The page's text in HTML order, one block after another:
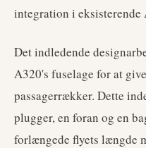
integration i eksisterende
Det indledende
A320's fuselage for at
passagerrækker. Dette
plugger, en foran og en
forlængede flyets længde